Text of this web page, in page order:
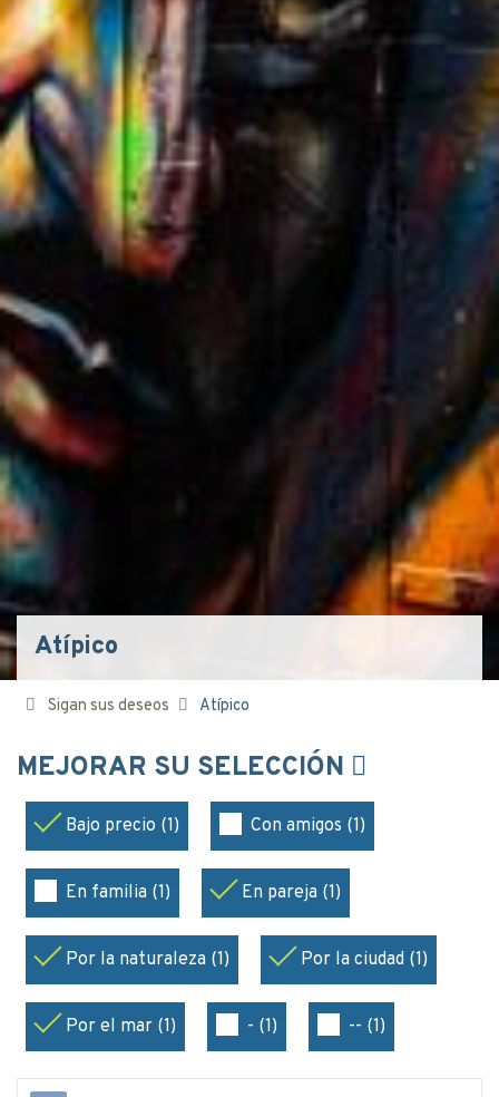
Atípico
Sigan sus deseos Atípico
MEJORAR SU SELECCIÓN
Bajo precio (1) Con amigos (1)
En familia (1) En pareja (1)
Por la naturaleza (1) Por la ciudad (1)
Por el mar (1) - (1) -- (1)